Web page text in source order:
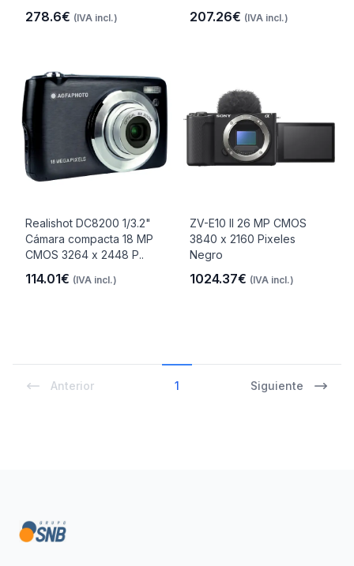
278.6€ (IVA incl.) 207.26€ (IVA incl.)
Realishot DC8200 1/3.2"
Cámara compacta 18 MP
CMOS 3264 x 2448 P..
114.01€ (IVA incl.)
ZV-E10 II 26 MP CMOS
3840 x 2160 Pixeles
Negro
1024.37€ (IVA incl.)
Anterior 1 Siguiente